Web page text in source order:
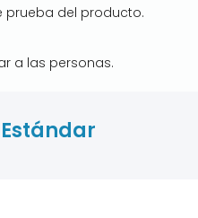
prueba del producto.
a las personas.